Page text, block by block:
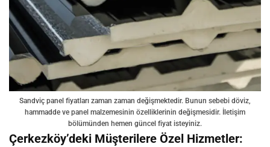
Sandviç panel fiyatları zaman zaman değişmektedir. Bunun sebebi döviz,
hammadde ve panel malzemesinin özelliklerinin değişmesidir. İletişim
bölümünden hemen güncel fiyat isteyiniz.
Çerkezköy’deki Müşterilere Özel Hizmetler: